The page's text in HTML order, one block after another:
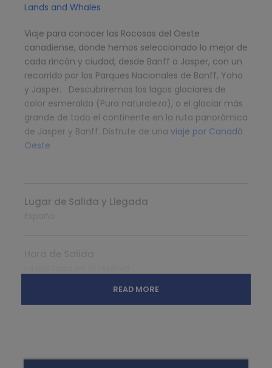
Lands and Whales
Viaje para conocer las Rocosas del Oeste
canadiense, donde hemos seleccionado lo mejor de
cada rincón y ciudad, desde Banff a Jasper, con un
recorrido por los Parques Nacionales de Banff, Yoho
y Jasper. Descubriremos los lagos glaciares de
color esmeralda (Pura naturaleza), o el glaciar más
grande de todo el continente en la ruta panorámica
de Jasper y Banff. Disfrute de una viaje por Canadá
Oeste
Lugar de Salida y Llegada
Que Incluye
Visita Cave and Basin Historic Site
READ MORE